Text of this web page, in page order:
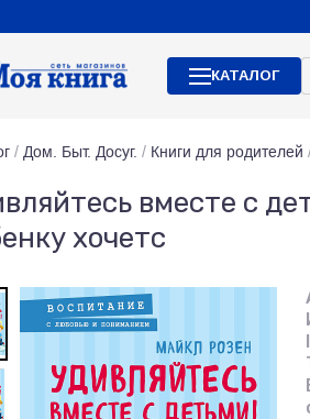
КАТАЛОГ
/ Дом. Быт. Досуг. / Книги для родителей
вместе с
хочетс